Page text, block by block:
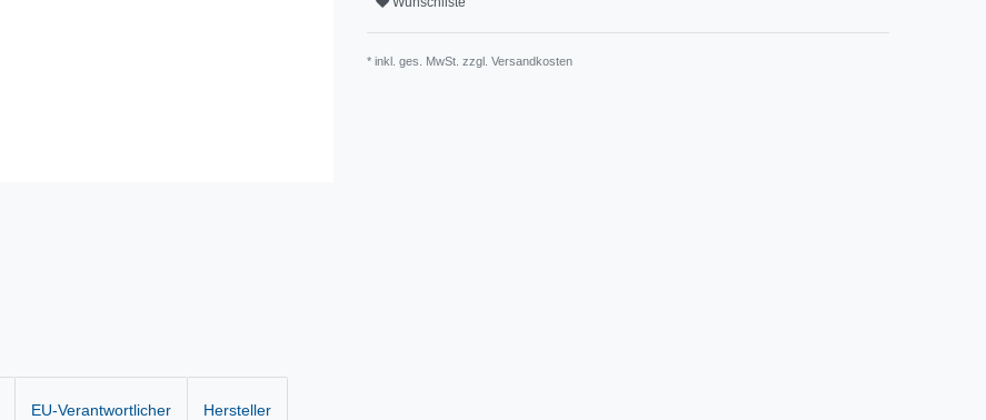
* inkl. ges. MwSt. zzgl. Versandkosten
EU-Verantwortlicher Hersteller